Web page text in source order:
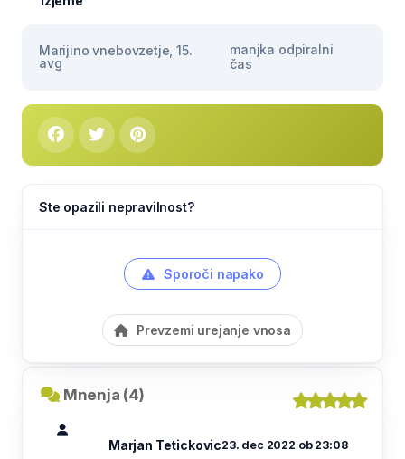
Marijino vnebovzetje, 15.
avg
manjka odpiralni
čas
Ste opazili nepravilnost?
Sporoči napako
Prevzemi urejanje vnosa
Mnenja (4)
Marjan Tetickovic23. dec 2022 ob 23:08